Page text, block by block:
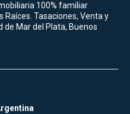
100% familiar
Raíces. Tasaciones, Venta y
de Mar del Plata, Buenos